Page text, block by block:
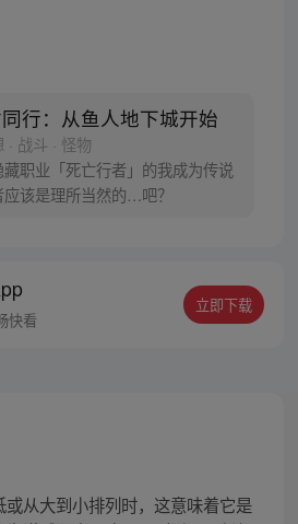
行：从鱼人地下城开始
· 战斗 · 怪物
藏职业「死亡行者」的我成为传说
该是理所当然的…吧？
快看
立即下载
从大到小排列时，这意味着它是